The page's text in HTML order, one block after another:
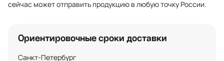
сейчас может отправить продукцию в любую точку России.
Ориентировочные сроки доставки
Санкт-Петербург